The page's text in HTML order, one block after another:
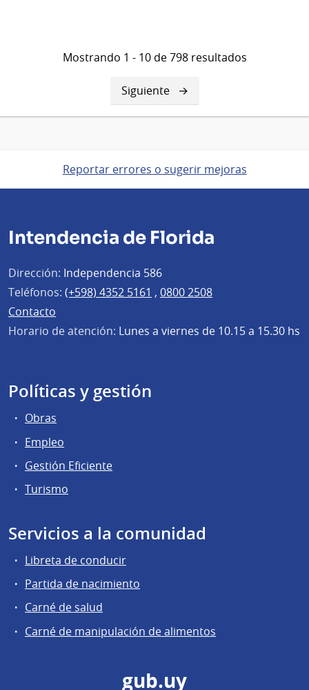
Mostrando 1 - 10 de 798 resultados
Siguiente
página
Siguiente
Reportar errores o sugerir mejoras
Intendencia de Florida
Dirección: Independencia 586
Teléfonos: (+598) 4352 5161 , 0800 2508
Contacto
Horario de atención: Lunes a viernes de 10.15 a 15.30 hs
Políticas y gestión
Obras
Empleo
Gestión Eficiente
Turismo
Servicios a la comunidad
Libreta de conducir
Partida de nacimiento
Carné de salud
Carné de manipulación de alimentos
gub.uy